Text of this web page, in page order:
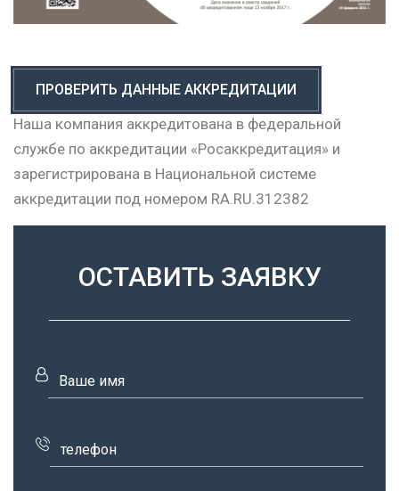
ПРОВЕРИТЬ ДАННЫЕ АККРЕДИТАЦИИ
Наша компания аккредитована в федеральной
службе по аккредитации «Росаккредитация» и
зарегистрирована в Национальной системе
аккредитации под номером RA.RU.312382
ОСТАВИТЬ ЗАЯВКУ